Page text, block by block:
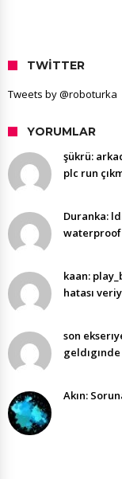
TWITTER
Tweets by @roboturka
YORUMLAR
şükrü:
plc run
Duranka:
waterproof
kaan:
hatası
son
Akın: